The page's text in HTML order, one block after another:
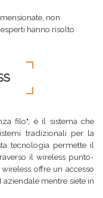
non
hanno risolto
filo", è il sistema che
tradizionali per la
tecnologia permette il
il wireless punto-
offre un accesso
mentre siete in